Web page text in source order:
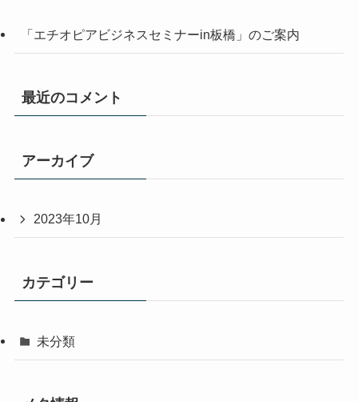
「エチオピアビジネスセミナーin板橋」のご案内
最近のコメント
アーカイブ
2023年10月
カテゴリー
未分類